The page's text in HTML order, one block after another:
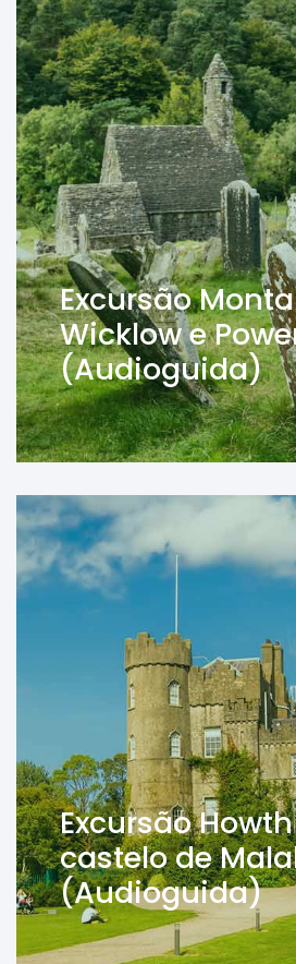
Excursão
Wicklow e
(Audioguida)
Excursão
castelo de
(Audioguida)